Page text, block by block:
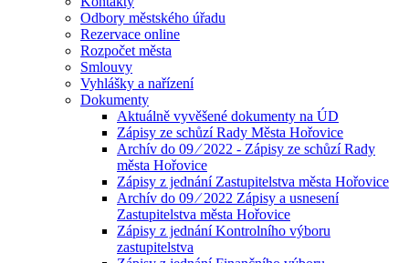
Odbory městského úřadu
Rezervace online
Rozpočet města
Smlouvy
Vyhlášky a nařízení
Dokumenty
Aktuálně vyvěšené dokumenty na ÚD
Zápisy ze schůzí Rady Města Hořovice
Archív do 09 ⁄ 2022 - Zápisy ze schůzí Rady
města Hořovice
Zápisy z jednání Zastupitelstva města Hořovice
Archív do 09 ⁄ 2022 Zápisy a usnesení
Zastupitelstva města Hořovice
Zápisy z jednání Kontrolního výboru
zastupitelstva